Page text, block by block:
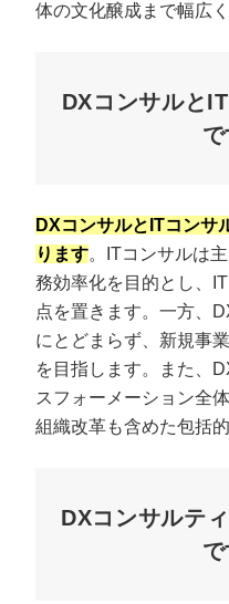
体の文化醸成まで幅広
DXコンサルと
DXコンサルとITコンサ
ります。ITコンサルは
務効率化を目的とし、
点を置きます。一方、
にとどまらず、新規事
を目指します。また、
スフォーメーション全
組織改革も含めた包括
DXコンサルテ